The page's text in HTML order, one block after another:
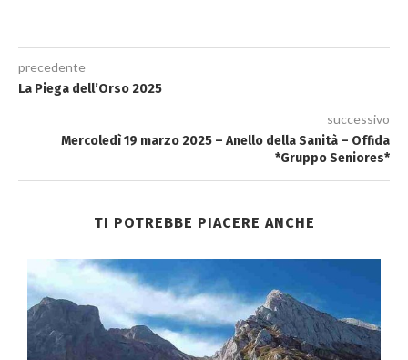
precedente
La Piega dell’Orso 2025
successivo
Mercoledì 19 marzo 2025 – Anello della Sanità – Offida
*Gruppo Seniores*
TI POTREBBE PIACERE ANCHE